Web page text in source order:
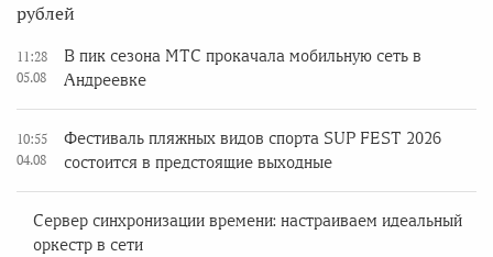
рублей
11:28
05.08
В пик сезона МТС прокачала мобильную сеть в
Андреевке
10:55
04.08
Фестиваль пляжных видов спорта SUP FEST 2026
состоится в предстоящие выходные
Сервер синхронизации времени: настраиваем идеальный
оркестр в сети